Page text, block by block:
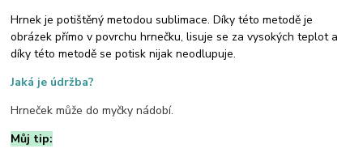
Hrnek je potištěný metodou sublimace. Díky této metodě je
obrázek přímo v povrchu hrnečku, lisuje se za vysokých teplot a
díky této metodě se potisk nijak neodlupuje.
Jaká je údržba?
Hrneček může do myčky nádobí.
Můj tip: